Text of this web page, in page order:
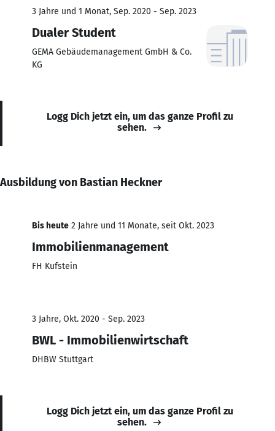
3 Jahre und 1 Monat, Sep. 2020 - Sep. 2023
Dualer Student
GEMA Gebäudemanagement GmbH & Co.
KG
Logg Dich jetzt ein, um das ganze Profil zu
sehen.
Ausbildung von Bastian Heckner
Bis heute 2 Jahre und 11 Monate, seit Okt. 2023
Immobilienmanagement
FH Kufstein
3 Jahre, Okt. 2020 - Sep. 2023
BWL - Immobilienwirtschaft
DHBW Stuttgart
Logg Dich jetzt ein, um das ganze Profil zu
sehen.